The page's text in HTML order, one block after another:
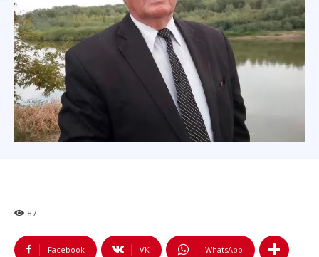
87
Facebook VK WhatsApp